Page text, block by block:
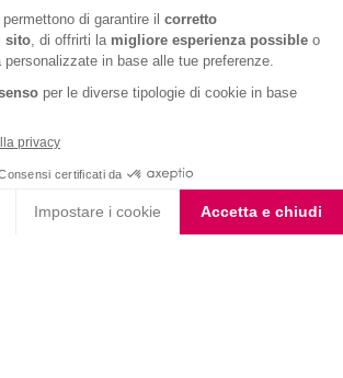
Nutrition & Sante' Italia Spa
via Gioacchino Rossini 1/A